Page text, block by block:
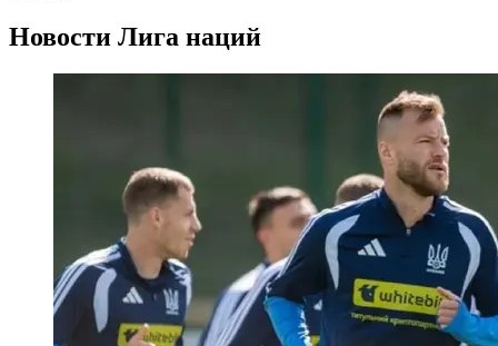
Новости Лига наций